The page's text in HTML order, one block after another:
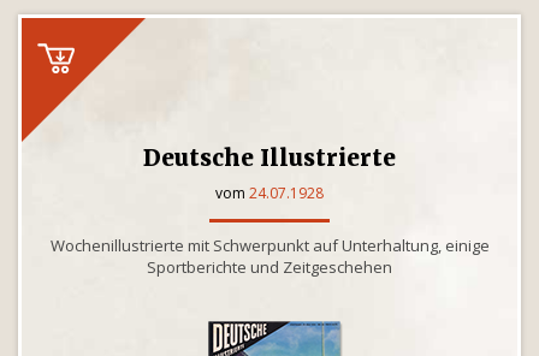
Deutsche Illustrierte
vom 24.07.1928
Wochenillustrierte mit Schwerpunkt auf Unterhaltung, einige
Sportberichte und Zeitgeschehen